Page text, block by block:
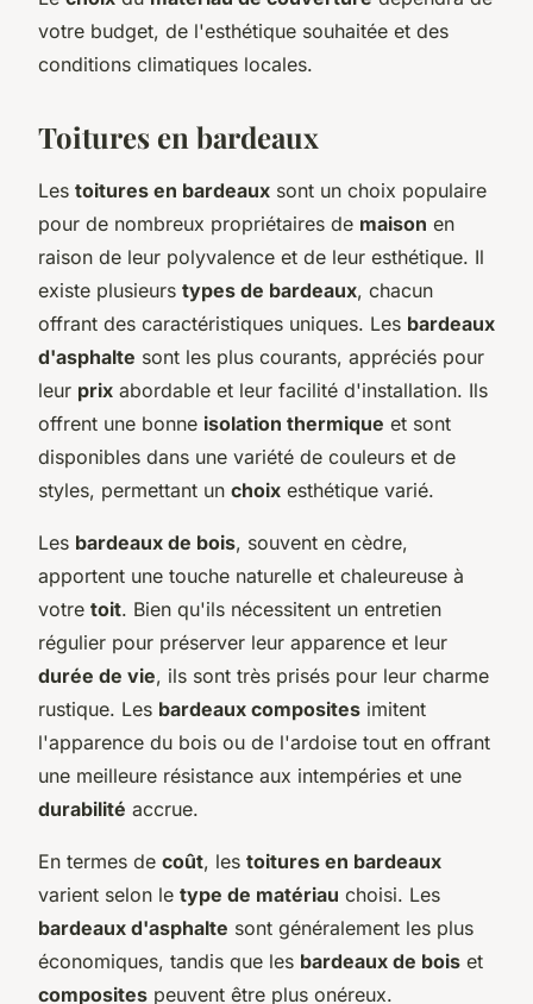
votre budget, de l'esthétique souhaitée et des
conditions climatiques locales.
Toitures en bardeaux
Les toitures en bardeaux sont un choix populaire
pour de nombreux propriétaires de maison en
raison de leur polyvalence et de leur esthétique. Il
existe plusieurs types de bardeaux, chacun
offrant des caractéristiques uniques. Les bardeaux
d'asphalte sont les plus courants, appréciés pour
leur prix abordable et leur facilité d'installation. Ils
offrent une bonne isolation thermique et sont
disponibles dans une variété de couleurs et de
styles, permettant un choix esthétique varié.
Les bardeaux de bois, souvent en cèdre,
apportent une touche naturelle et chaleureuse à
votre toit. Bien qu'ils nécessitent un entretien
régulier pour préserver leur apparence et leur
durée de vie, ils sont très prisés pour leur charme
rustique. Les bardeaux composites imitent
l'apparence du bois ou de l'ardoise tout en offrant
une meilleure résistance aux intempéries et une
durabilité accrue.
En termes de coût, les toitures en bardeaux
varient selon le type de matériau choisi. Les
bardeaux d'asphalte sont généralement les plus
économiques, tandis que les bardeaux de bois et
composites peuvent être plus onéreux.